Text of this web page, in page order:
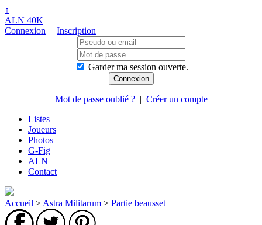
↑
ALN 40K
Connexion | Inscription
Garder ma session ouverte.
Mot de passe oublié ?| Créer un compte
Listes
Joueurs
Photos
G-Fig
ALN
Contact
Accueil > Astra Militarum > Partie beausset